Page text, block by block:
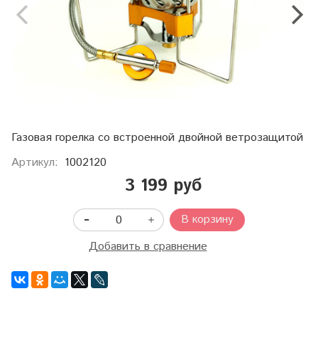
Газовая горелка со встроенной двойной ветрозащитой
Артикул: 1002120
3 199 руб
В корзину
Добавить в сравнение